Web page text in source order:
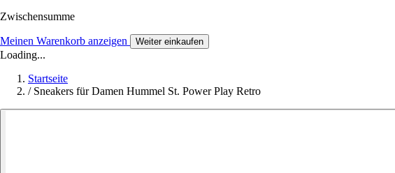
Zwischensumme
Meinen Warenkorb anzeigen Weiter einkaufen
Loading...
Startseite
/ Sneakers für Damen Hummel St. Power Play Retro